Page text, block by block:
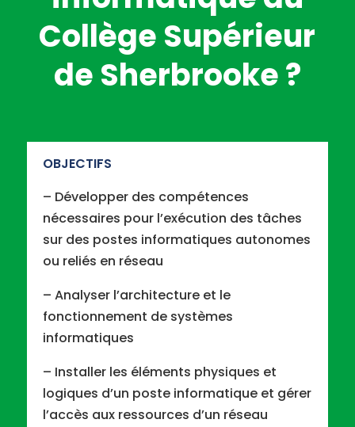
Collège Supérieur
de Sherbrooke ?
OBJECTIFS
– Développer des compétences
nécessaires pour l’exécution des tâches
sur des postes informatiques autonomes
ou reliés en réseau
– Analyser l’architecture et le
fonctionnement de systèmes
informatiques
– Installer les éléments physiques et
logiques d’un poste informatique et gérer
l’accès aux ressources d’un réseau